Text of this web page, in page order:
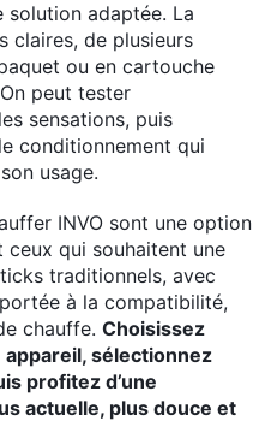
adaptée. La
claires, de plusieurs
ou en cartouche
peut tester
sensations, puis
conditionnement qui
usage.
INVO sont une option
ceux qui souhaitent une
traditionnels, avec
à la compatibilité,
chauffe. Choisissez
sélectionnez
profitez d’une
actuelle, plus douce et